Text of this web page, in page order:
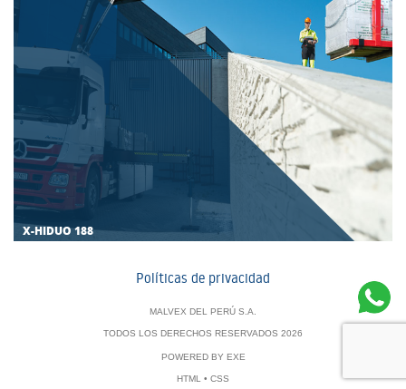
X-HIDUO 188
Políticas de privacidad
MALVEX DEL PERÚ S.A.
TODOS LOS DERECHOS RESERVADOS 2026
POWERED BY EXE
HTML • CSS